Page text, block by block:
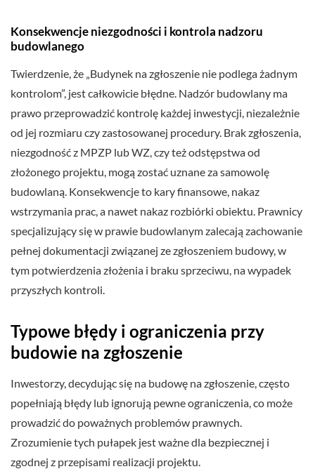
Konsekwencje niezgodności i kontrola nadzoru
budowlanego
Twierdzenie, że „Budynek na zgłoszenie nie podlega żadnym
kontrolom”, jest całkowicie błędne. Nadzór budowlany ma
prawo przeprowadzić kontrolę każdej inwestycji, niezależnie
od jej rozmiaru czy zastosowanej procedury. Brak zgłoszenia,
niezgodność z MPZP lub WZ, czy też odstępstwa od
złożonego projektu, mogą zostać uznane za samowolę
budowlaną. Konsekwencje to kary finansowe, nakaz
wstrzymania prac, a nawet nakaz rozbiórki obiektu. Prawnicy
specjalizujący się w prawie budowlanym zalecają zachowanie
pełnej dokumentacji związanej ze zgłoszeniem budowy, w
tym potwierdzenia złożenia i braku sprzeciwu, na wypadek
przyszłych kontroli.
Typowe błędy i ograniczenia przy
budowie na zgłoszenie
Inwestorzy, decydując się na budowę na zgłoszenie, często
popełniają błędy lub ignorują pewne ograniczenia, co może
prowadzić do poważnych problemów prawnych.
Zrozumienie tych pułapek jest ważne dla bezpiecznej i
zgodnej z przepisami realizacji projektu.